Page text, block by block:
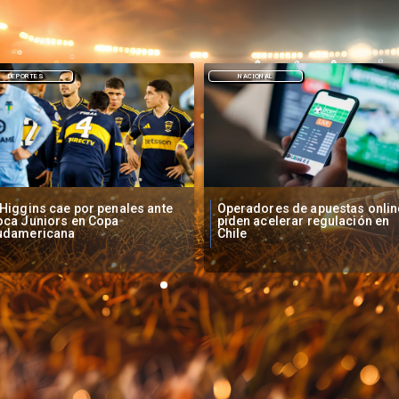
de apuestas online
acelerar regulación en
NACIONAL
Fallece Lucy López Cruz,
primera medallista chilena en
Juegos Panamericanos
DEPORTES